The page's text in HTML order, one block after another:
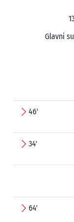
Glavni
46'
34'
64'